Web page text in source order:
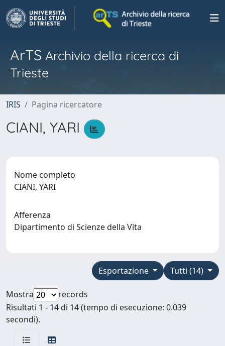
ArTS Archivio della ricerca di
Trieste
IRIS Pagina ricercatore
CIANI, YARI
Nome completo
CIANI, YARI
Afferenza
Dipartimento di Scienze della Vita
Tutti (14)
Esportazione
Mostra
records
Risultati 1 - 14 di 14 (tempo di esecuzione: 0.039
secondi).